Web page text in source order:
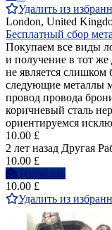
Удалить из
London, United
Бесплатный сбор
Покупаем все виды
и получение в тот же
не является
следующие металлы
провод провода
коричневый сталь
ориентируемся
10.00 £
2 лет назад Другая
10.00 £
Написать
10.00 £
Удалить из